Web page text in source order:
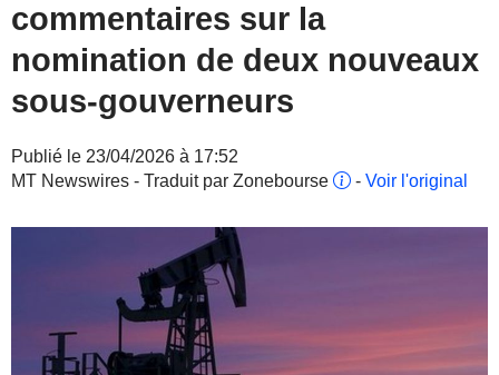
commentaires sur la
nomination de deux nouveaux
sous-gouverneurs
Publié le 23/04/2026 à 17:52
MT Newswires - Traduit par Zonebourse
- Voir l'original